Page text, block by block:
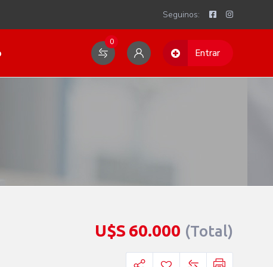
Seguinos:
0
Entrar
U$S 60.000 (Total)